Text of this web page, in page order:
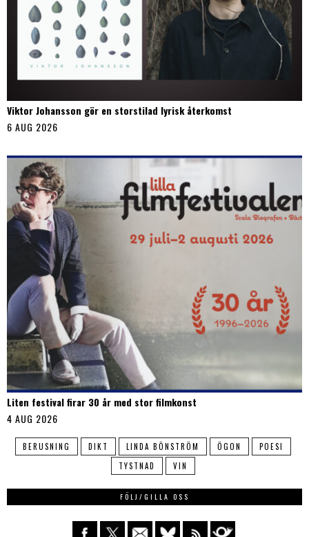
Viktor Johansson gör en storstilad lyrisk återkomst
6 AUG 2026
Liten festival firar 30 år med stor filmkonst
4 AUG 2026
BERUSNING DIKT LINDA BÖNSTRÖM ÖGON
POESI
TYSTNAD
VIN
FÖLJ/GILLA OSS